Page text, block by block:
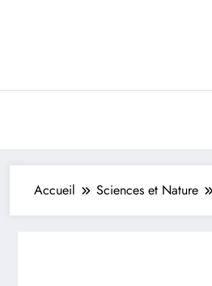
Accueil Sciences et Nature